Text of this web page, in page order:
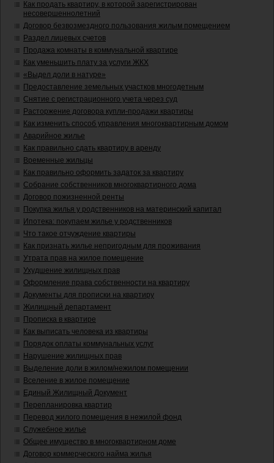
Как продать квартиру, в которой зарегистрирован
несовершеннолетний
Договор безвозмездного пользования жилым помещением
Раздел лицевых счетов
Продажа комнаты в коммунальной квартире
Как уменьшить плату за услуги ЖКХ
«Выдел доли в натуре»
Предоставление земельных участков многодетным
Снятие с регистрационного учета через суд
Расторжение договора купли-продажи квартиры
Как изменить способ управления многоквартирным домом
Аварийное жилье
Как правильно сдать квартиру в аренду
Временные жильцы
Как правильно оформить задаток за квартиру
Собрание собственников многоквартирного дома
Договор пожизненной ренты
Покупка жилья у родственников на материнский капитал
Ипотека: покупаем жилье у родственников
Что такое отчуждение квартиры
Как признать жилье непригодным для проживания
Утрата прав на жилое помещение
Ухудшение жилищных прав
Оформление права собственности на квартиру
Документы для прописки на квартиру
Жилищный департамент
Прописка в квартире
Как выписать человека из квартиры
Порядок оплаты коммунальных услуг
Нарушение жилищных прав
Выделение доли в жилом/нежилом помещении
Вселение в жилое помещение
Единый Жилищный Документ
Перепланировка квартир
Перевод жилого помещения в нежилой фонд
Служебное жилье
Общее имущество в многоквартирном доме
Договор коммерческого найма жилья